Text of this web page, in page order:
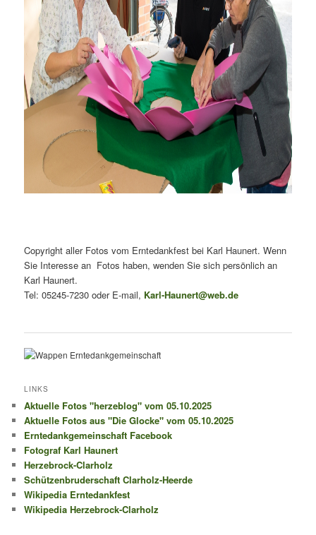
Copyright aller Fotos vom Erntedankfest bei Karl Haunert. Wenn
Sie Interesse an Fotos haben, wenden Sie sich persönlich an
Karl Haunert.
Tel: 05245-7230 oder E-mail, Karl-Haunert@web.de
LINKS
Aktuelle Fotos "herzeblog" vom 05.10.2025
Aktuelle Fotos aus "Die Glocke" vom 05.10.2025
Erntedankgemeinschaft Facebook
Fotograf Karl Haunert
Herzebrock-Clarholz
Schützenbruderschaft Clarholz-Heerde
Wikipedia Erntedankfest
Wikipedia Herzebrock-Clarholz